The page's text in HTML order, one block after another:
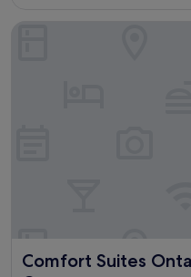
Comfort Suites
Comfort Suites Ontario